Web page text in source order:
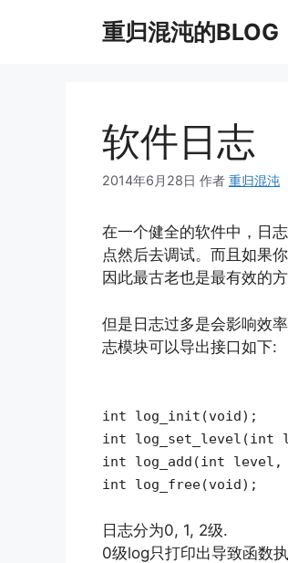
重归混沌的BLOG
软件日志
2014年6月28日 作者 重归混沌
在一个健全的软件中，日
点然后去调试。而且如果
因此最古老也是最有效的
但是日志过多是会影响效
志模块可以导出接口如下:
int log_init(void);
int log_set_level(int
int log_add(int
int log_free(void);
日志分为0, 1, 2级.
0级log只打印出导致函数